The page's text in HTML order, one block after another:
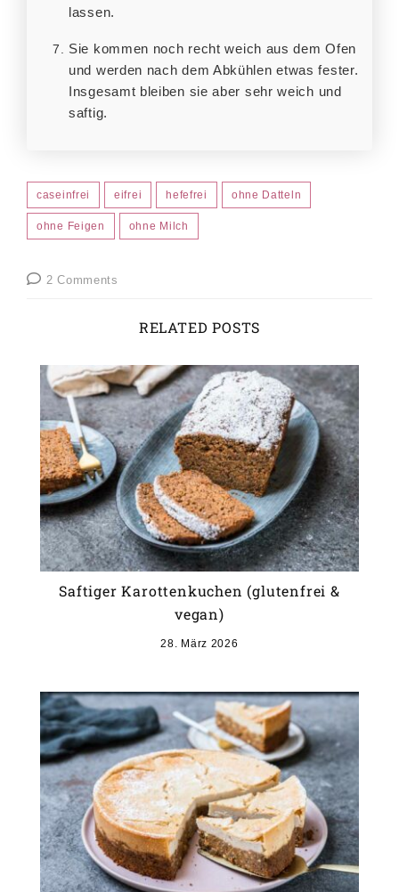
lassen.
Sie kommen noch recht weich aus dem Ofen
und werden nach dem Abkühlen etwas fester.
Insgesamt bleiben sie aber sehr weich und
saftig.
caseinfrei eifrei hefefrei ohne Datteln
ohne Feigen ohne Milch
2 Comments
RELATED POSTS
Saftiger Karottenkuchen (glutenfrei &
vegan)
28. März 2026